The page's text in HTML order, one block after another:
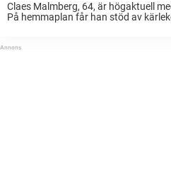
Claes Malmberg, 64, är högaktuell
På hemmaplan får han stöd av